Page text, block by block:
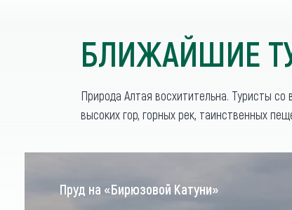
БЛИЖАЙШИЕ
Природа Алтая восхитительна. Туристы
высоких гор, горных рек, таинственных
Пруд на «Бирюзовой Катуни»